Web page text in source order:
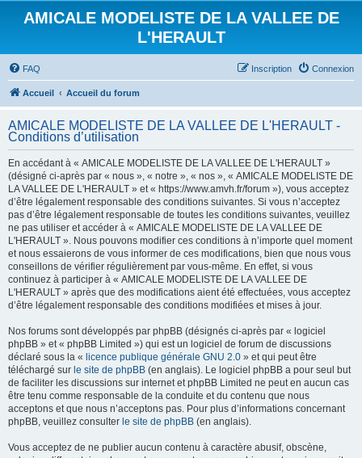
AMICALE MODELISTE DE LA VALLEE DE
L'HERAULT
FAQ Connexion
Inscription
Accueil Accueil du forum
AMICALE MODELISTE DE LA VALLEE DE L'HERAULT -
Conditions d’utilisation
En accédant à « AMICALE MODELISTE DE LA VALLEE DE L'HERAULT »
(désigné ci-après par « nous », « notre », « nos », « AMICALE MODELISTE DE
LA VALLEE DE L'HERAULT » et « https://www.amvh.fr/forum »), vous acceptez
d’être légalement responsable des conditions suivantes. Si vous n’acceptez
pas d’être légalement responsable de toutes les conditions suivantes, veuillez
ne pas utiliser et accéder à « AMICALE MODELISTE DE LA VALLEE DE
L'HERAULT ». Nous pouvons modifier ces conditions à n’importe quel moment
et nous essaierons de vous informer de ces modifications, bien que nous vous
conseillons de vérifier régulièrement par vous-même. En effet, si vous
continuez à participer à « AMICALE MODELISTE DE LA VALLEE DE
L'HERAULT » après que des modifications aient été effectuées, vous acceptez
d’être légalement responsable des conditions modifiées et mises à jour.
Nos forums sont développés par phpBB (désignés ci-après par « logiciel
phpBB » et « phpBB Limited ») qui est un logiciel de forum de discussions
déclaré sous la « licence publique générale GNU 2.0 » et qui peut être
téléchargé sur le site de phpBB (en anglais). Le logiciel phpBB a pour seul but
de faciliter les discussions sur internet et phpBB Limited ne peut en aucun cas
être tenu comme responsable de la conduite et du contenu que nous
acceptons et que nous n’acceptons pas. Pour plus d’informations concernant
phpBB, veuillez consulter le site de phpBB (en anglais).
Vous acceptez de ne publier aucun contenu à caractère abusif, obscène,